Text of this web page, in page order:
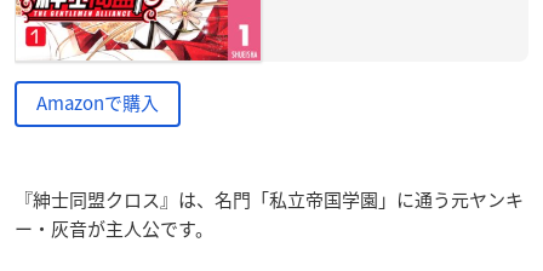
Amazonで購入
『紳士同盟クロス』は、名門「私立帝国学園」に通う元ヤンキ
ー・灰音が主人公です。